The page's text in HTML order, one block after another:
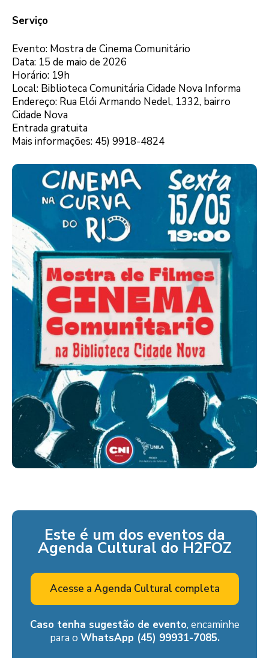
Serviço
Evento: Mostra de Cinema Comunitário
Data: 15 de maio de 2026
Horário: 19h
Local: Biblioteca Comunitária Cidade Nova Informa
Endereço: Rua Elói Armando Nedel, 1332, bairro
Cidade Nova
Entrada gratuita
Mais informações: 45) 9918-4824
Este é um dos eventos da
Agenda Cultural do H2FOZ
Acesse a Agenda Cultural completa
Caso tenha sugestão de evento, encaminhe
para o WhatsApp (45) 99931-7085.